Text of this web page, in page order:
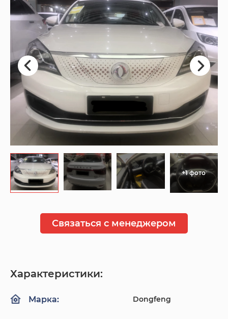
+1 фото
Связаться с менеджером
Характеристики:
Марка: Dongfeng